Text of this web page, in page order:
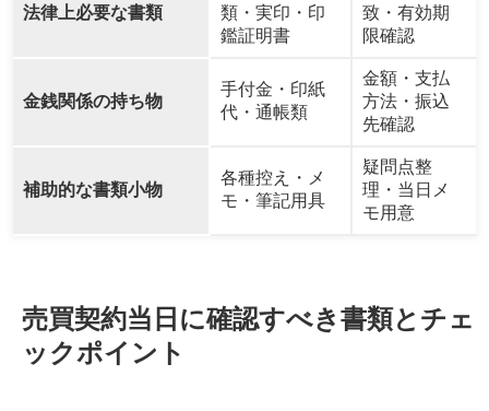
法律上必要な書類
類・実印・印
鑑証明書
致・有効期
限確認
金銭関係の持ち物
手付金・印紙
代・通帳類
金額・支払
方法・振込
先確認
補助的な書類小物
各種控え・メ
モ・筆記用具
疑問点整
理・当日メ
モ用意
売買契約当日に確認すべき書類とチェ
ックポイント